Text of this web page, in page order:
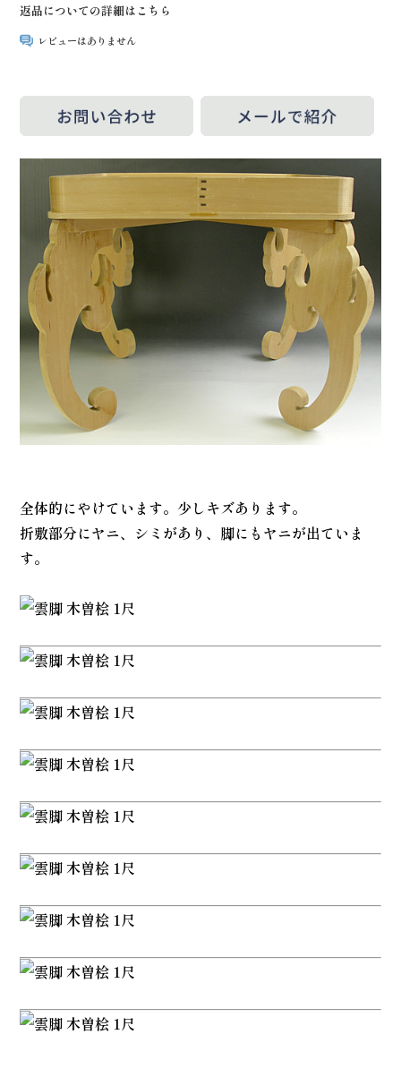
返品についての詳細はこちら
レビューはありません
全体的にやけています。少しキズあります。
折敷部分にヤニ、シミがあり、脚にもヤニが出ていま
す。